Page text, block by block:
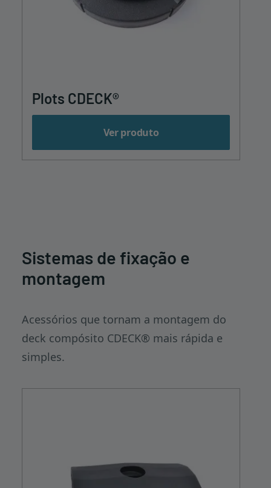
Plots CDECK®
Ver produto
Sistemas de fixação e
montagem
Acessórios que tornam a montagem do
deck compósito CDECK® mais rápida e
simples.